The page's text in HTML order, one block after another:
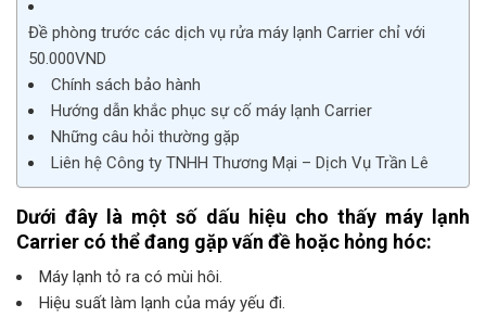
Đề phòng trước các dịch vụ rửa máy lạnh Carrier chỉ với
50.000VND
Chính sách bảo hành
Hướng dẫn khắc phục sự cố máy lạnh Carrier
Những câu hỏi thường gặp
Liên hệ Công ty TNHH Thương Mại – Dịch Vụ Trần Lê
Dưới đây là một số dấu hiệu cho thấy máy lạnh
Carrier có thể đang gặp vấn đề hoặc hỏng hóc:
Máy lạnh tỏ ra có mùi hôi.
Hiệu suất làm lạnh của máy yếu đi.